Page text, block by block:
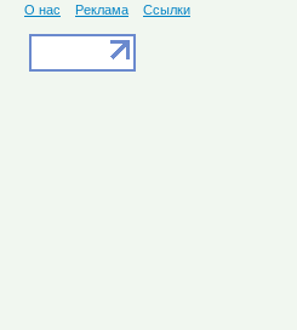
О нас
Реклама Ссылки